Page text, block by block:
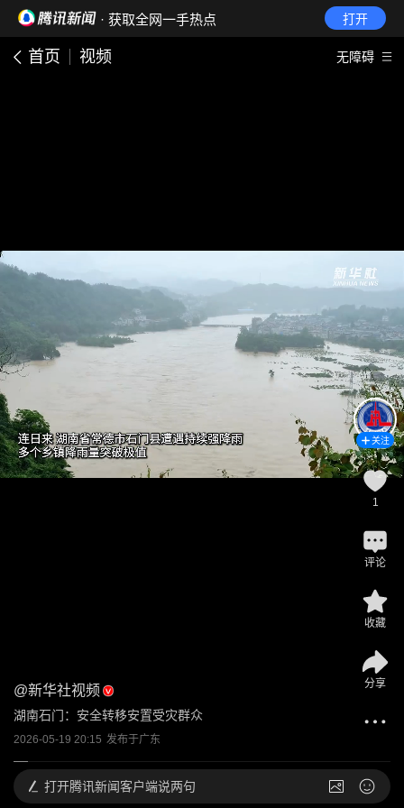
· 获取全网一手热点 打开
首页 视频 无障碍
@新华社视频
湖南石门：安全转移安置受灾群众
2026-05-19 20:15 发布于广东
关注
1
评论
收藏
分享
打开腾讯新闻客户端说两句